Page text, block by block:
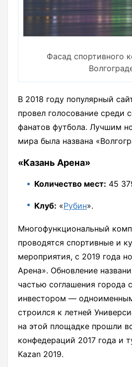
Фасад спортивного
В 2018 году популярный
провел голосование среди
фанатов футбола. Лучшим
мира была названа
«Казань Арена»
Количество мест: 45
Клуб: «Рубин».
Многофункциональный
проводятся спортивные и
мероприятия, с 2019 года
Арена». Обновление
частью соглашения города
инвестором —
строился к летней
на этой площадке прошли
конфедераций 2017 года и
Kazan 2019.